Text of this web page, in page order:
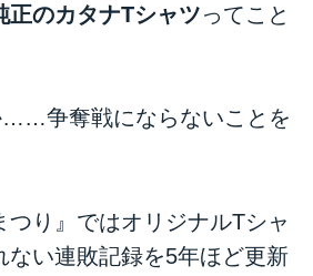
正のカタナTシャツってこと
……争奪戦にならないことを
つり』ではオリジナルTシャ
ない連敗記録を5年ほど更新